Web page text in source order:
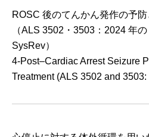
ROSC 後のてんかん発作の予
（ALS 3502・3503：2024 年の
SysRev）
4-Post–Cardiac Arrest Seizure
Treatment (ALS 3502 and